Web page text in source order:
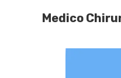
Medico